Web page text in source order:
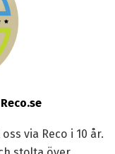
via Reco i 10 år.